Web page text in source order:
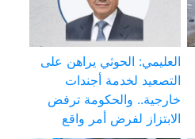
العليمي: الحوثي يراهن على
التصعيد لخدمة أجندات
خارجية.. والحكومة ترفض
الابتزاز لفرض أمر واقع